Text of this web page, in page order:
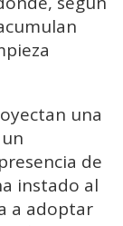
una
de
instado al
a adoptar